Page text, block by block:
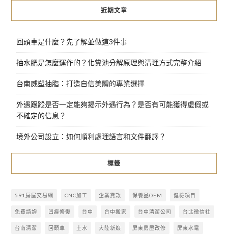
近期文章
回頭車是什麼？先了解並做這3件事
抽水肥是怎麼運作的？化糞池分解原理與清理方式完整介紹
台南威塑抽脂：打造自信美體的專業選擇
外遇跟蹤是否一定能夠揭示外遇行為？是否有可能獲得虛假或
不確定的信息？
境外公司設立：如何順利處理語言和文件翻譯？
標籤
591房屋交易網 CNC加工 企業貸款 保養品OEM 健檢項目
免費諮詢 凹痕修復 台中 台中搬家 台中清潔公司 台北徵信社
台南清潔 回頭車 土水 大陸新娘 屏東房屋改修 屏東水電